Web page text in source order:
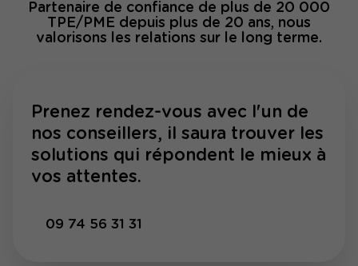
Partenaire de confiance de plus de 20 000
TPE/PME depuis plus de 20 ans, nous
valorisons les relations sur le long terme.
Prenez rendez-vous avec l'un de
nos conseillers, il saura trouver les
solutions qui répondent le mieux à
vos attentes.
09 74 56 31 31